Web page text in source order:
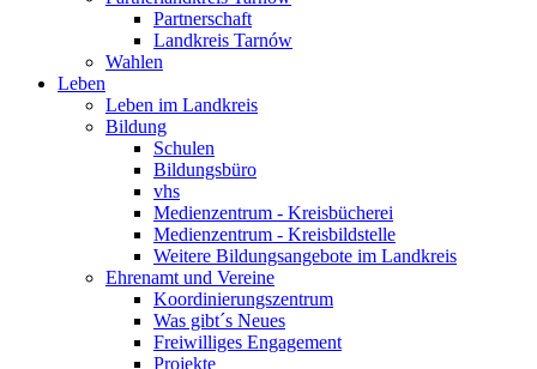
Partnerschaft
Landkreis Tarnów
Wahlen
Leben
Leben im Landkreis
Bildung
Schulen
Bildungsbüro
vhs
Medienzentrum - Kreisbücherei
Medienzentrum - Kreisbildstelle
Weitere Bildungsangebote im Landkreis
Ehrenamt und Vereine
Koordinierungszentrum
Was gibt´s Neues
Freiwilliges Engagement
Projekte